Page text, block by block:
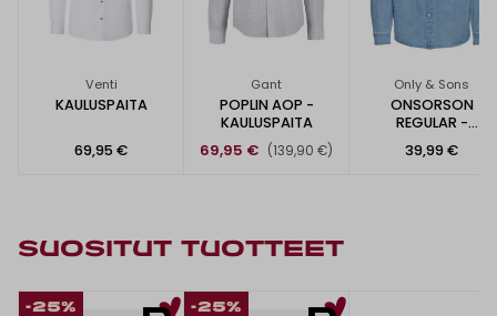
Venti
KAULUSPAITA
69,95 €
Gant
POPLIN AOP -
KAULUSPAITA
69,95 € (139,90 €)
Only & Sons
ONSORSON
REGULAR -
39,99 €
SUOSITUT TUOTTEET
-25% -25%